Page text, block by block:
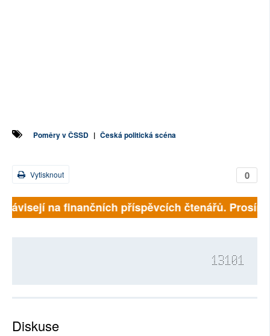
Poměry v ČSSD | Česká politická scéna
0
Vytisknout
na finančních příspěvcích čtenářů.
13101
Diskuse